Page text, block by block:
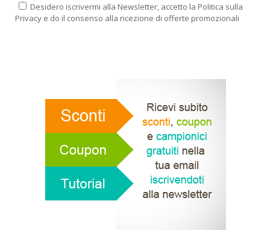
Desidero iscrivermi alla Newsletter, accetto la Politica sulla
Privacy e do il consenso alla ricezione di offerte promozionali